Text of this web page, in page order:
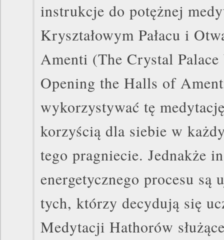
instrukcje do potężnej
Kryształowym Pałacu i
Amenti (The Crystal
Opening the Halls of
wykorzystywać tę
korzyścią dla siebie w
tego pragniecie. Jednakże
energetycznego procesu są
tych, którzy decydują się
Medytacji Hathorów